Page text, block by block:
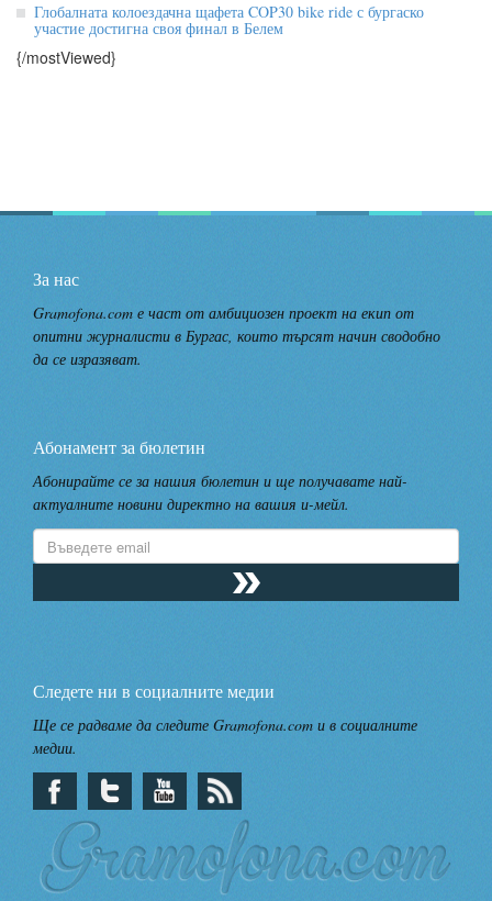
Глобалната колоездачна щафета COP30 bike ride с бургаско
участие достигна своя финал в Белем
{/mostViewed}
За нас
Gramofona.com е част от амбициозен проект на екип от
опитни журналисти в Бургас, които търсят начин сводобно
да се изразяват.
Абонамент за бюлетин
Абонирайте се за нашия бюлетин и ще получавате най-
актуалните новини директно на вашия и-мейл.
Следете ни в социалните медии
Ще се радваме да следите Gramofona.com и в социалните
медии.